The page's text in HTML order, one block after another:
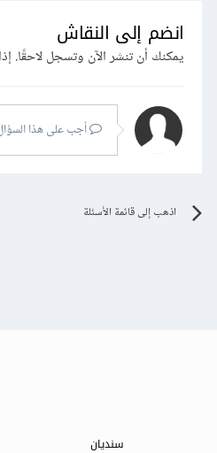
انضم إلى النقاش
يمكنك أن تنشر الآن وتسجل لاحقًا.
أجب على هذا
اذهب إلى قائمة الأسئلة